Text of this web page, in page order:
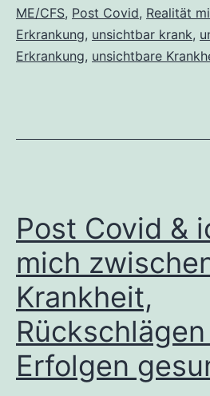
Alltag
aufeinandertreffen
ME/CFS, Post Covid, Realität
Erkrankung, unsichtbar krank,
Erkrankung, unsichtbare
Post Covid &
mich
Krankheit,
Erfolgen